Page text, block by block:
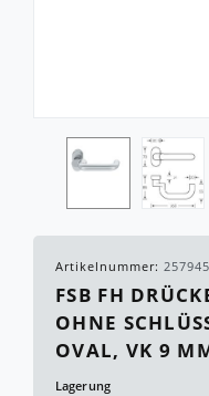
Artikelnummer: 257945
FSB FH
OHNE
OVAL, VK 9
Lagerung